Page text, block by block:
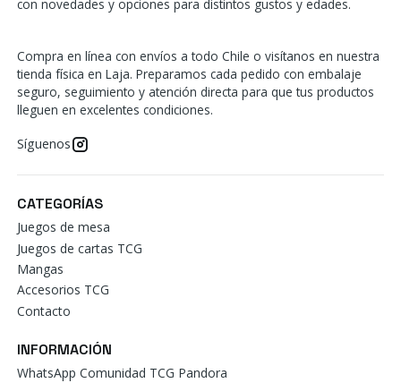
con novedades y opciones para distintos gustos y edades.
Compra en línea con envíos a todo Chile o visítanos en nuestra
tienda física en Laja. Preparamos cada pedido con embalaje
seguro, seguimiento y atención directa para que tus productos
lleguen en excelentes condiciones.
Síguenos
CATEGORÍAS
Juegos de mesa
Juegos de cartas TCG
Mangas
Accesorios TCG
Contacto
INFORMACIÓN
WhatsApp Comunidad TCG Pandora